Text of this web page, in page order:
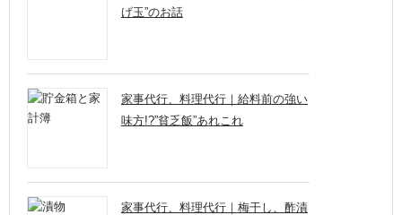
げ玉”のお話
家事代行、料理代行｜給料前の強い
味方!?”貧乏飯”あれこれ
家事代行、料理代行｜梅干し、酢漬